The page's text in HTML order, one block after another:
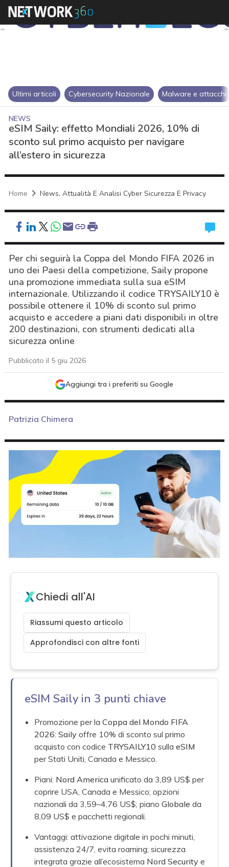
Ultimi articoli Cybersecurity Nazionale Malware e attacchi
NEWS
eSIM Saily: effetto Mondiali 2026, 10% di
sconto sul primo acquisto per navigare
all’estero in sicurezza
Home News, Attualità E Analisi Cyber Sicurezza E Privacy
Per chi seguirà la Coppa del Mondo FIFA 2026 in
uno dei Paesi della competizione, Saily propone
una promozione immediata sulla sua eSIM
internazionale. Utilizzando il codice TRYSAILY10 è
possibile ottenere il 10% di sconto sul primo
acquisto e accedere a piani dati disponibili in oltre
200 destinazioni, con strumenti dedicati alla
sicurezza online
Pubblicato il 5 giu 2026
Aggiungi tra i preferiti su Google
Patrizia Chimera
Chiedi all'AI
Riassumi questo articolo
Approfondisci con altre fonti
eSIM Saily in 3 punti chiave
Promozione per laCoppa del Mondo FIFA
2026:Saily offre 10% di sconto sul primo
acquisto con codice TRYSAILY10 sullaeSIM
per Stati Uniti, Canada e Messico.
Piani: Nord America unificato da 3,89 US$ per
coprire USA, Canada e Messico; opzioni
nazionali da 3,59–4,76 US$; pianoGlobale da
8,09 US$ e pacchetti regionali.
Vantaggi: attivazione digitale in pochi minuti,
assistenza 24/7, evita roaming; sicurezza
integrata grazie all’ecosistema Nord Security e